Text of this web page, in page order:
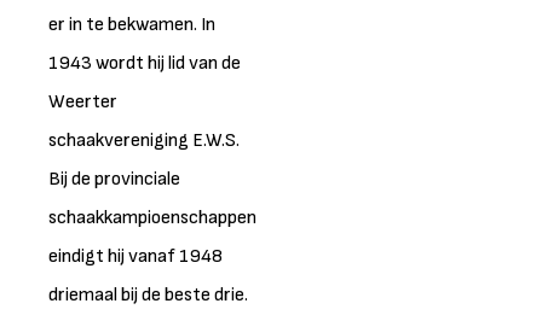
er in te bekwamen. In
1943 wordt hij lid van de
Weerter
schaakvereniging E.W.S.
Bij de provinciale
schaakkampioenschappen
eindigt hij vanaf 1948
driemaal bij de beste drie.